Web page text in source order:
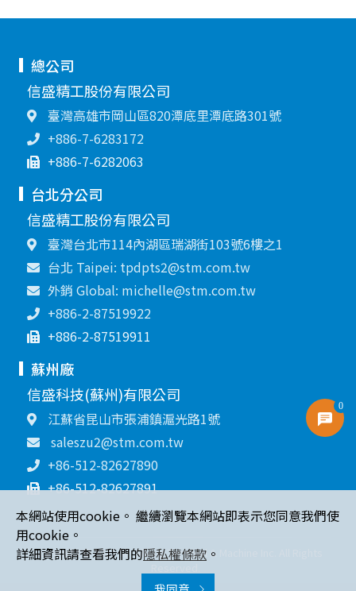
總公司
信盛精工股份有限公司
臺灣高雄市岡山區820潭底里潭底路301號
+886-7-6283172
+886-7-6282063
台北分公司
信盛精工股份有限公司
臺灣台北市114內湖區瑞湖街103號6樓之1
台北 Taipei: tpdpts2@stm.com.tw
外銷 Global: michelle@stm.com.tw
+886-2-87519922
+886-2-87519911
蘇州廠
信盛科技(蘇州)有限公司
江蘇省昆山市張浦鎮滬光路1號
saleszu2@stm.com.tw
+86-512-82627890
+86-512-82627891
Copyright © 2021 Sin Sheng Terminal & Machine Inc. All Rights
本網站使用cookie。 繼續瀏覽本網站即表示您同意我們使
用cookie。
詳細資訊請查看我們的隱私權條款 。
0